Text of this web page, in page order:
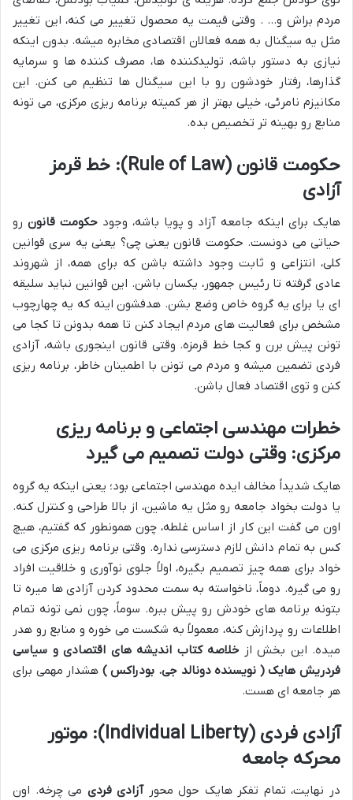
مردم براش و… . وقتی قیمت یه محصول تغییر می کنه، این تغییر
مثل یه سیگنال به همه فعالان اقتصادی مخابره میشه. بدون اینکه
نیازی به دستور باشه، تولیدکننده ها، مصرف کننده ها و سرمایه
گذارها، رفتار خودشون رو با این سیگنال ها تنظیم می کنن. این
مکانیزم نامرئی، خیلی بهتر از هر کمیته برنامه ریزی مرکزی، می تونه
منابع رو بهینه تر تخصیص بده.
حکومت قانون (Rule of Law): خط قرمز
آزادی
هایک برای اینکه جامعه آزاد و پویا باشه، وجودحکومت قانون رو
حیاتی می دونست. حکومت قانون یعنی چی؟ یعنی یه سری قوانین
کلی، انتزاعی و ثابت وجود داشته باشن که برای همه، از شهروند
عادی گرفته تا رئیس جمهور، یکسان باشن. این قوانین نباید سلیقه
ای یا برای یه گروه خاص وضع بشن. هدفشون اینه که یه چهارچوب
مشخص برای فعالیت های مردم ایجاد کنن تا همه بدونن تا کجا می
تونن پیش برن و کجا خط قرمزه. وقتی قانون اینجوری باشه، آزادی
فردی تضمین میشه و مردم می تونن با اطمینان خاطر، برنامه ریزی
کنن و توی اقتصاد فعال باشن.
خطرات مهندسی اجتماعی و برنامه ریزی
مرکزی: وقتی دولت تصمیم می گیرد
هایک شدیداً مخالف ایده مهندسی اجتماعی بود؛ یعنی اینکه یه گروه
یا دولت بخواد جامعه رو مثل یه ماشین، از بالا طراحی و کنترل کنه.
اون می گفت این کار از اساس غلطه، چون همونطور که گفتیم، هیچ
کس به تمام دانش لازم دسترسی نداره. وقتی برنامه ریزی مرکزی می
خواد برای همه چیز تصمیم بگیره، اولاً جلوی نوآوری و خلاقیت افراد
رو می گیره. دوماً، ناخواسته به سمت محدود کردن آزادی ها میره تا
بتونه برنامه های خودش رو پیش ببره. سوماً، چون نمی تونه تمام
اطلاعات رو پردازش کنه، معمولاً به شکست می خوره و منابع رو هدر
میده. این بخش از خلاصه کتاب اندیشه های اقتصادی و سیاسی
فردریش هایک ( نویسنده دونالد جی. بودراکس ) هشدار مهمی برای
هر جامعه ای هست.
آزادی فردی (Individual Liberty): موتور
محرکه جامعه
در نهایت، تمام تفکر هایک حول محورآزادی فردی می چرخه. اون